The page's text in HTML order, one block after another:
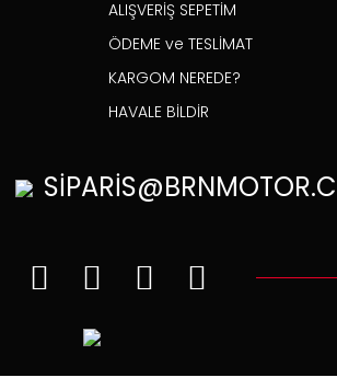
ALIŞVERİŞ SEPETİM
ÖDEME ve TESLİMAT
KARGOM NEREDE?
HAVALE BİLDİR